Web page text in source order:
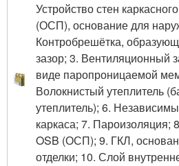
Устройство стен
(ОСП), основание для
Контробрешётка,
зазор; 3. Вентиляционный
виде паропроницаемой
Волокнистый утеплитель
утеплитель); 6.
каркаса; 7. Пароизоляция;
OSB (ОСП); 9. ГКЛ,
отделки; 10. Слой